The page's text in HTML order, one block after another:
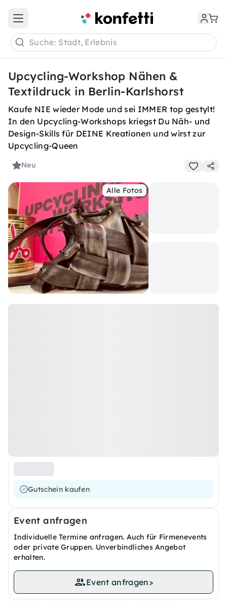
Open main menu
Suche: Stadt, Erlebnis
Upcycling-Workshop Nähen &
Textildruck in Berlin-Karlshorst
Kaufe NIE wieder Mode und sei IMMER top gestylt!
In den Upcycling-Workshops kriegst Du Näh- und
Design-Skills für DEINE Kreationen und wirst zur
Upcycling-Queen
Neu
Alle Fotos
Gutschein kaufen
Event anfragen
Individuelle Termine anfragen. Auch für Firmenevents
oder private Gruppen. Unverbindliches Angebot
erhalten.
Event anfragen>